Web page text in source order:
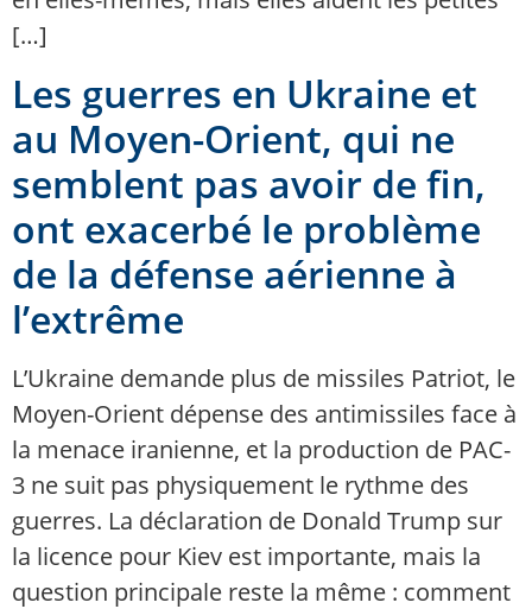
[…]
Les guerres en Ukraine et
au Moyen-Orient, qui ne
semblent pas avoir de fin,
ont exacerbé le problème
de la défense aérienne à
l’extrême
L’Ukraine demande plus de missiles Patriot, le
Moyen-Orient dépense des antimissiles face à
la menace iranienne, et la production de PAC-
3 ne suit pas physiquement le rythme des
guerres. La déclaration de Donald Trump sur
la licence pour Kiev est importante, mais la
question principale reste la même : comment